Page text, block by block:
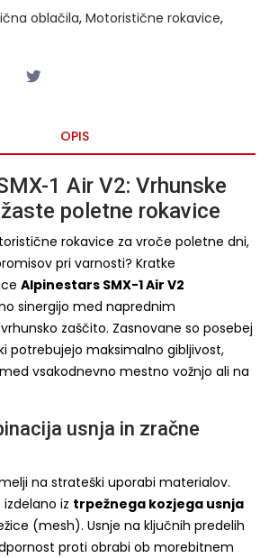
oblačila, Motoristične rokavice,
OPIS
1 Air V2: Vrhunske
poletne rokavice
rokavice za vroče poletne dni,
pri varnosti? Kratke
Alpinestars SMX-1 Air V2
sinergijo med naprednim
zaščito. Zasnovane so posebej
potrebujejo maksimalno gibljivost,
vsakodnevno mestno vožnjo ali na
usnja in zračne
na strateški uporabi materialov.
iz trpežnega kozjega usnja
(mesh). Usnje na ključnih predelih
proti obrabi ob morebitnem